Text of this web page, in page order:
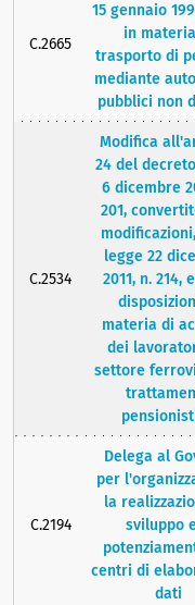
C.2665
15 gennaio
in
trasporto di
mediante
pubblici non
C.2534
Modifica
24 del
6 dicembre
201,
legge 22
2011, n. 214,
materia di
dei
settore
C.2194
Delega al
per
la
sviluppo
centri di
dati